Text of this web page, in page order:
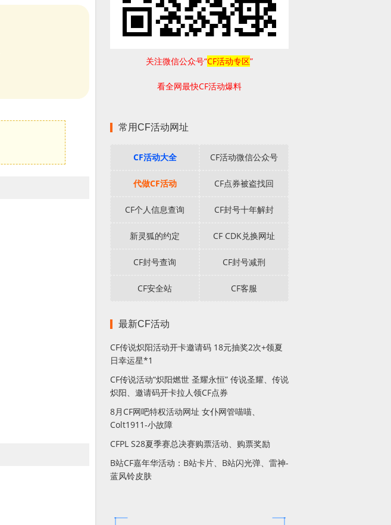
关注微信公众号“CF活动专区”
看全网最快CF活动爆料
常用CF活动网址
CF活动大全 CF活动微信公众号
代做CF活动 CF点券被盗找回
CF个人信息查询 CF封号十年解封
新灵狐的约定 CF CDK兑换网址
CF封号查询 CF封号减刑
CF安全站 CF客服
最新CF活动
CF传说炽阳活动开卡邀请码 18元抽奖2次+领夏
日幸运星*1
CF传说活动“炽阳燃世 圣耀永恒” 传说圣耀、传说
炽阳、邀请码开卡拉人领CF点券
8月CF网吧特权活动网址 女仆网管喵喵、
Colt1911-小故障
CFPL S28夏季赛总决赛购票活动、购票奖励
B站CF嘉年华活动：B站卡片、B站闪光弹、雷神-
蓝风铃皮肤